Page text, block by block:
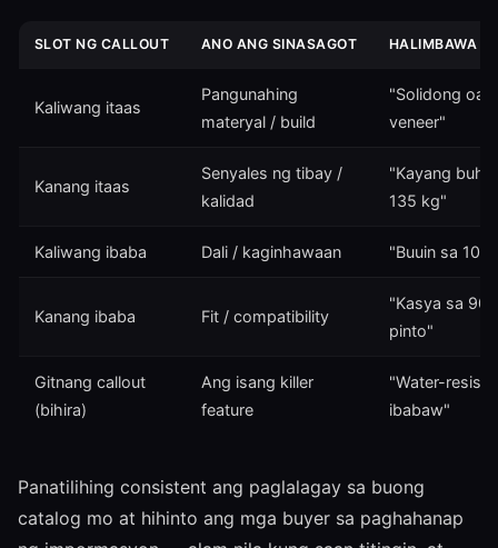
SLOT NG CALLOUT ANO ANG SINASAGOT HALIMBAWA
Kaliwang itaas
Pangunahing
materyal / build
"Solidong
veneer"
Kanang itaas
Senyales ng tibay /
kalidad
"Kayang
135 kg"
Kaliwang ibaba Dali / kaginhawaan "Buuin sa 10
Kanang ibaba Fit / compatibility
"Kasya sa 90
pinto"
Gitnang callout
(bihira)
Ang isang killer
feature
"Water-
ibabaw"
Panatilihing consistent ang paglalagay sa buong
catalog mo at hihinto ang mga buyer sa paghahanap